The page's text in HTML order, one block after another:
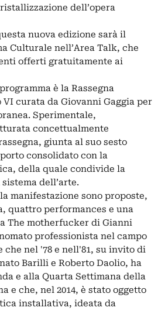
dell’opera
nuova edizione sarà il
Culturale nell’Area Talk, che
offerti gratuitamente ai
è la Rassegna
curata da Giovanni Gaggia per
Sperimentale,
concettualmente
giunta al suo sesto
consolidato con la
della quale condivide la
dell’arte.
manifestazione sono proposte,
quattro performances e una
The motherfucker di Gianni
professionista nel campo
nel '78 e nell'81, su invito di
Barilli e Roberto Daolio, ha
e alla Quarta Settimana della
e che, nel 2014, è stato oggetto
installativa, ideata da